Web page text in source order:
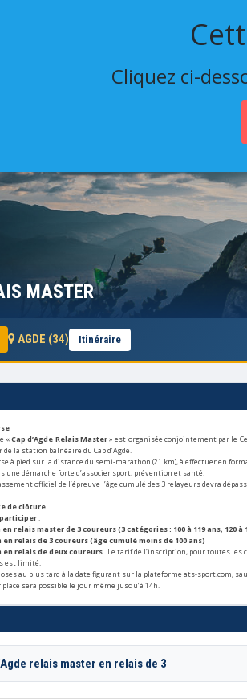
Cliquez ci-
MASTER
AGDE (34) Itinéraire
«Cap d’Agde Relais Master»est organisée conjointement par le
la station balnéaire du Cap d’Agde.
à pied sur la distance du semi-marathon (21 km), à effectuer en
une démarche forte d’associer sport, prévention et santé.
officiel de l’épreuve l’âge cumulé des 3 relayeurs devra
de clôture
:
relais master de 3 coureurs (3 catégories : 100 à 119 ans, 120 à
de 3 coureurs (âge cumulé moins de 100 ans)
relais de deux coureurs Le tarif de l’inscription, pour toutes les
est limité.
au plus tard à la date figurant sur la plateforme ats-sport.com,
sera possible le jour même jusqu’à 14h.
relais master en relais de 3